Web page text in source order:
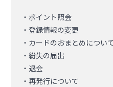
・ポイント照会
・登録情報の変更
・カードのおまとめについて
・紛失の届出
・退会
・再発行について